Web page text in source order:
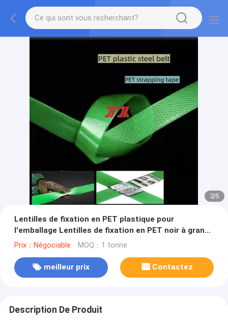
2/5
Lentilles de fixation en PET plastique pour
l'emballage Lentilles de fixation en PET noir à grande
vitesse destinées à être utilisées dans les machines
Prix：Négociable MOQ：1 tonne
meilleur prix Contactez
Description De Produit